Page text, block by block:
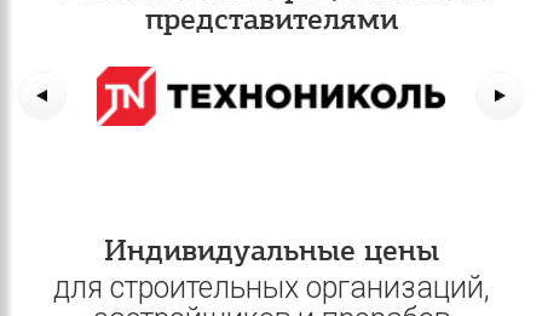
представителями
Индивидуальные цены
для строительных организаций,